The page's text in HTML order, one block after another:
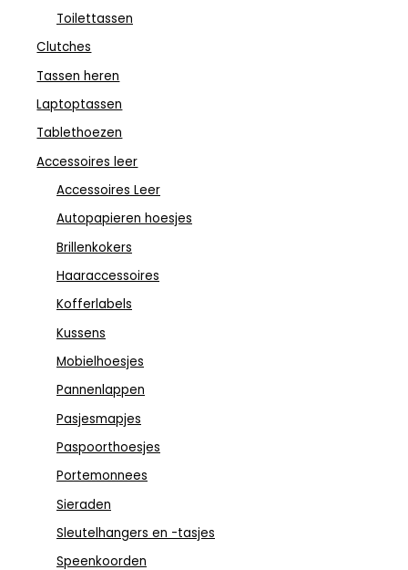
Toilettassen
Clutches
Tassen heren
Laptoptassen
Tablethoezen
Accessoires leer
Accessoires Leer
Autopapieren hoesjes
Brillenkokers
Haaraccessoires
Kofferlabels
Kussens
Mobielhoesjes
Pannenlappen
Pasjesmapjes
Paspoorthoesjes
Portemonnees
Sieraden
Sleutelhangers en -tasjes
Speenkoorden